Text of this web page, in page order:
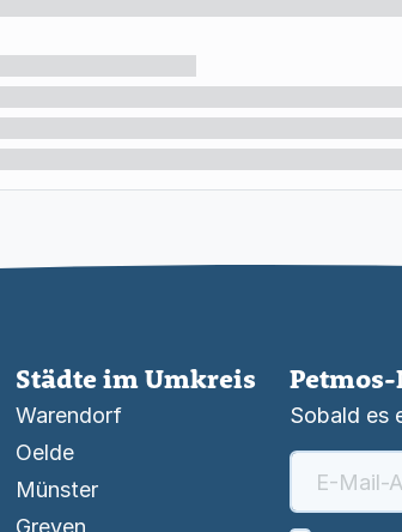
Städte im Umkreis
Warendorf
Oelde
Münster
Greven
Sobald es